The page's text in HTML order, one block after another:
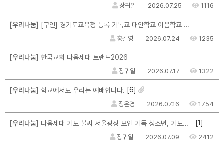
장귀일 2026.07.25 1116
[우리나눔] [구인] 경기도교육청 등록 기독교 대안학교 이음학교 교직원 채용 공고
홍길영 2026.07.24 1235
[우리나눔] 한국교회 다음세대 트랜드2026
장귀일 2026.07.17 1322
[우리나눔] 학교에서도 우리는 예배합니다. [6]
정은경 2026.07.16 1754
[우리나눔] 다음세대 기도 불씨 서울광장 모인 기독 청소년, 기도운동 불씨 지폈다 [1]
장귀일 2026.07.09 2412